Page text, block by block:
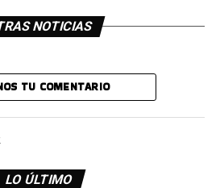
NOTICIAS
TU COMENTARIO
LO ÚLTIMO